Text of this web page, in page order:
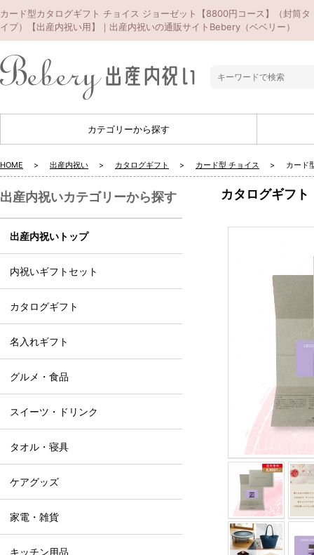
カード型カタログギフト チョイス ジョーゼット【8800円コース】（封筒タ
イプ）【出産内祝い用】｜出産内祝いの通販サイトBebery（ベベリー）
カテゴリーから探す
HOME 出産内祝い カタログギフト カード型 チョイス カード
カタログギフト
出産内祝いカテゴリーから探す
出産内祝いトップ
内祝いギフトセット
カタログギフト
名入れギフト
グルメ・食品
スイーツ・ドリンク
タオル・寝具
ケアグッズ
家電・雑貨
キッチン用品